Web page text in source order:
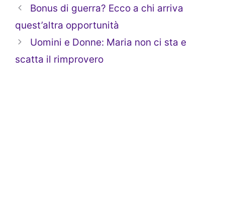
Bonus di guerra? Ecco a chi arriva
quest’altra opportunità
Uomini e Donne: Maria non ci sta e
scatta il rimprovero